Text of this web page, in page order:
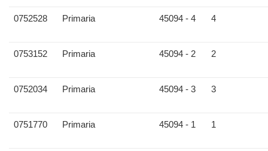
0752528 Primaria 45094 - 4 4
0753152 Primaria 45094 - 2 2
0752034 Primaria 45094 - 3 3
0751770 Primaria 45094 - 1 1